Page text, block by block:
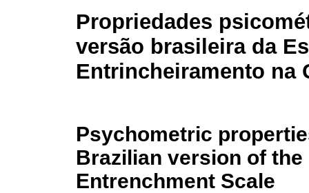
Propriedades
versão brasileira da
Entrincheiramento na
Psychometric
Brazilian version of the
Entrenchment Scale